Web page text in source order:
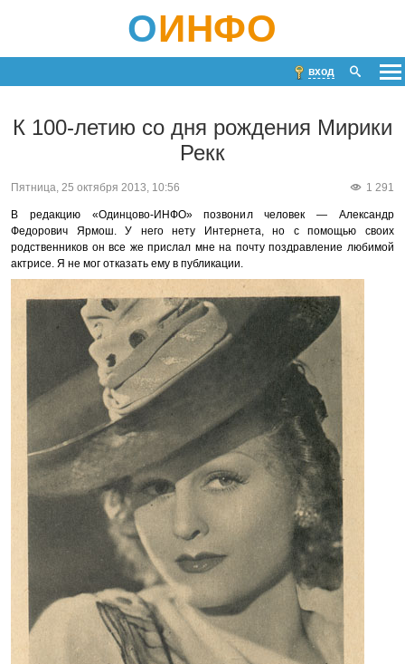
ОИНФО
вход
К 100-летию со дня рождения Мирики
Рекк
1 291
Пятница, 25 октября 2013, 10:56
В редакцию «Одинцово-ИНФО» позвонил человек — Александр
Федорович Ярмош. У него нету Интернета, но с помощью своих
родственников он все же прислал мне на почту поздравление любимой
актрисе. Я не мог отказать ему в публикации.